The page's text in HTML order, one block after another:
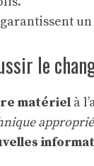
le
matériel à